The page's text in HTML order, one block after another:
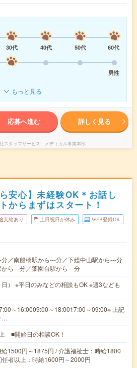
30代 40代 50代
60代
男性
もっと見る
応募へ進む 詳しく見る
スタッフサービス メディカル事業本部
安心】未経験OK＊お話し
からまずはスタート！
支給あり 土日祝日が休み WEB登録OK
／南船橋駅から---分／下総中山駅から---分
から---分／薬園台駅から---分
） ※平日のみなどの相談もOK ※週3なども
～16:0009:00～18:0017:00～09:00※ 上記
…
■開始日の相談OK！
1500円～1875円 / 介護福祉士：時給1800
任者以上：時給1600円～2000円